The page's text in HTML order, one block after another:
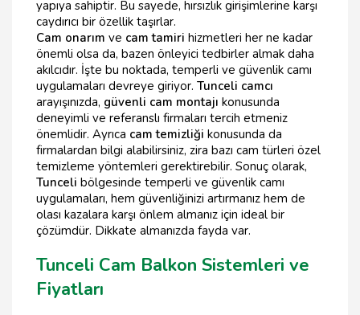
yapıya sahiptir. Bu sayede, hırsızlık girişimlerine karşı
caydırıcı bir özellik taşırlar.
Cam onarım ve cam tamiri hizmetleri her ne kadar
önemli olsa da, bazen önleyici tedbirler almak daha
akılcıdır. İşte bu noktada, temperli ve güvenlik camı
uygulamaları devreye giriyor. Tunceli camcı
arayışınızda, güvenli cam montajı konusunda
deneyimli ve referanslı firmaları tercih etmeniz
önemlidir. Ayrıca cam temizliği konusunda da
firmalardan bilgi alabilirsiniz, zira bazı cam türleri özel
temizleme yöntemleri gerektirebilir. Sonuç olarak,
Tunceli bölgesinde temperli ve güvenlik camı
uygulamaları, hem güvenliğinizi artırmanız hem de
olası kazalara karşı önlem almanız için ideal bir
çözümdür. Dikkate almanızda fayda var.
Tunceli Cam Balkon Sistemleri ve
Fiyatları